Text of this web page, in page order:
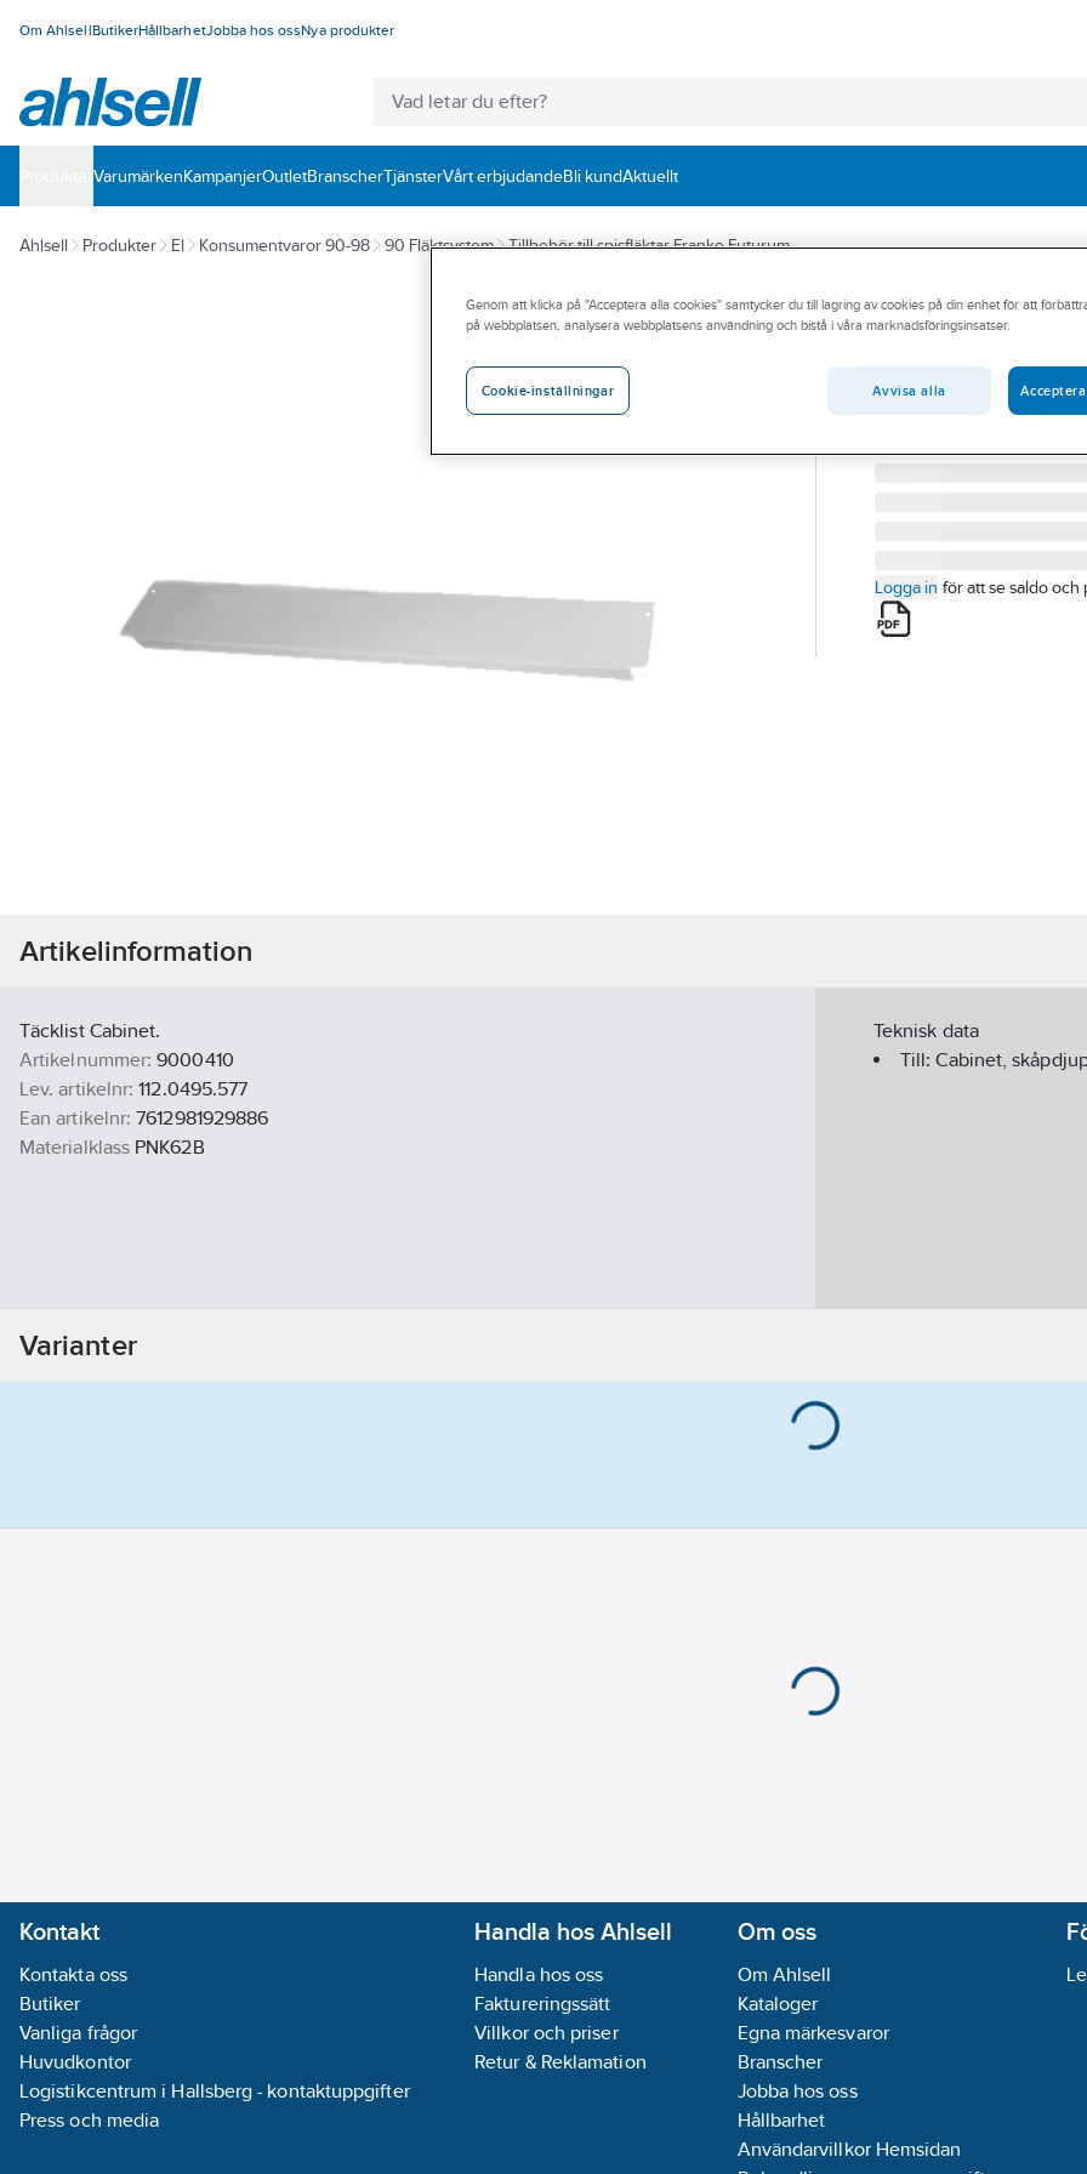
Om AhlsellButikerHållbarhetJobba hos ossNya produkter
VarumärkenKampanjerOutletBranscherTjänsterVårt erbjudandeBli kundAktuellt
Ahlsell Produkter El Konsumentvaror 90-98 90 Fläktsystem Tillbehör till spisfläktar Franke Futurum
FRANKE
Täcklist Cabinet,
TÄCKLIST CABINET 320/
Artikelnummer:
9000410
112.0495.577
Logga in för att se saldo och
Artikelinformation
Täcklist Cabinet.
Artikelnummer: 9000410
Lev. artikelnr: 112.0495.577
Ean artikelnr: 7612981929886
Materialklass PNK62B
Teknisk data
Till:Cabinet,
Varianter
Kontakt
Kontakta oss
Butiker
Vanliga frågor
Huvudkontor
Logistikcentrum i Hallsberg - kontaktuppgifter
Press och media
Handla hos Ahlsell
Handla hos oss
Faktureringssätt
Villkor och priser
Retur & Reklamation
Om oss
Om Ahlsell
Kataloger
Egna märkesvaror
Branscher
Jobba hos oss
Hållbarhet
Användarvillkor Hemsidan
Genom att klicka på "Acceptera alla cookies" samtycker du till lagring av cookies på din enhet för att
på webbplatsen, analysera webbplatsens användning och bistå i våra marknadsföringsinsatser.
Cookie-inställningar Avvisa alla